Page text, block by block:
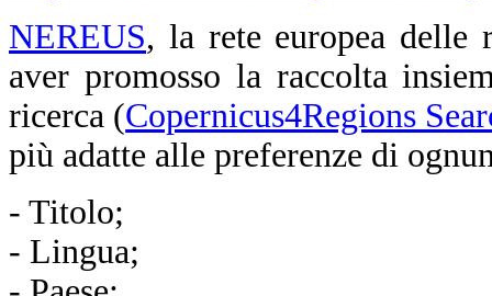
NEREUS, la rete europea delle
aver promosso la raccolta
ricerca (Copernicus4Regions
più adatte alle preferenze di
- Titolo;
- Lingua;